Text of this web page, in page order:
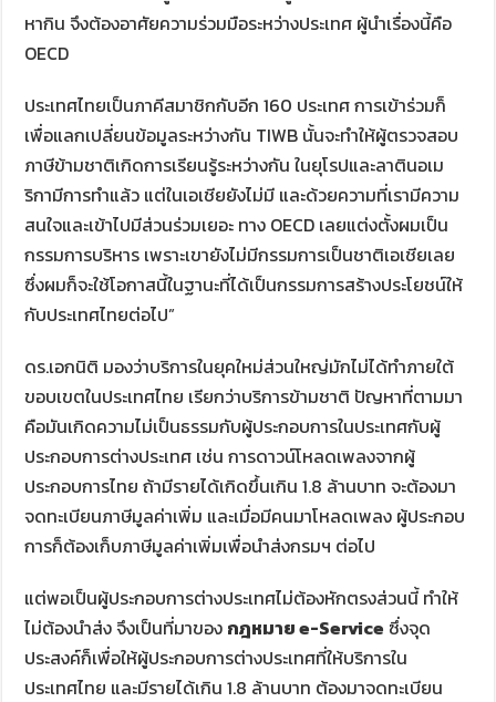
หากิน จึงต้องอาศัยความร่วมมือระหว่างประเทศ ผู้นำเรื่องนี้คือ
OECD
ประเทศไทยเป็นภาคีสมาชิกกับอีก 160 ประเทศ การเข้าร่วมก็
เพื่อแลกเปลี่ยนข้อมูลระหว่างกัน TIWB นั้นจะทำให้ผู้ตรวจสอบ
ภาษีข้ามชาติเกิดการเรียนรู้ระหว่างกัน ในยุโรปและลาตินอเม
ริกามีการทำแล้ว แต่ในเอเชียยังไม่มี และด้วยความที่เรามีความ
สนใจและเข้าไปมีส่วนร่วมเยอะ ทาง OECD เลยแต่งตั้งผมเป็น
กรรมการบริหาร เพราะเขายังไม่มีกรรมการเป็นชาติเอเชียเลย
ซึ่งผมก็จะใช้โอกาสนี้ในฐานะที่ได้เป็นกรรมการสร้างประโยชน์ให้
กับประเทศไทยต่อไป”
ดร.เอกนิติ มองว่าบริการในยุคใหม่ส่วนใหญ่มักไม่ได้ทำภายใต้
ขอบเขตในประเทศไทย เรียกว่าบริการข้ามชาติ ปัญหาที่ตามมา
คือมันเกิดความไม่เป็นธรรมกับผู้ประกอบการในประเทศกับผู้
ประกอบการต่างประเทศ เช่น การดาวน์โหลดเพลงจากผู้
ประกอบการไทย ถ้ามีรายได้เกิดขึ้นเกิน 1.8 ล้านบาท จะต้องมา
จดทะเบียนภาษีมูลค่าเพิ่ม และเมื่อมีคนมาโหลดเพลง ผู้ประกอบ
การก็ต้องเก็บภาษีมูลค่าเพิ่มเพื่อนำส่งกรมฯ ต่อไป
แต่พอเป็นผู้ประกอบการต่างประเทศไม่ต้องหักตรงส่วนนี้ ทำให้
ไม่ต้องนำส่ง จึงเป็นที่มาของ กฎหมายe-Service ซึ่งจุด
ประสงค์ก็เพื่อให้ผู้ประกอบการต่างประเทศที่ให้บริการใน
ประเทศไทย และมีรายได้เกิน 1.8 ล้านบาท ต้องมาจดทะเบียน